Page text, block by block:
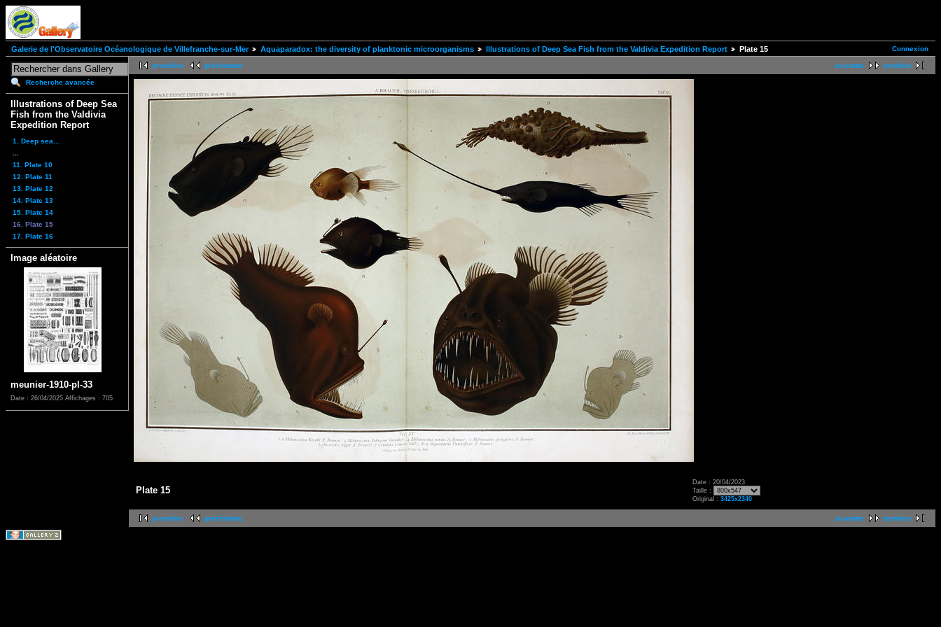
Connexion
Galerie de l'Observatoire Océanologique de Villefranche-sur-Mer Aquaparadox: the diversity of planktonic microorganisms Illustrations of Deep Sea Fish from the Valdivia Expedition Report Plate 15
Recherche avancée
Illustrations of Deep Sea
Fish from the Valdivia
Expedition Report
1. Deep sea...
11. Plate 10
12. Plate 11
13. Plate 12
14. Plate 13
15. Plate 14
16. Plate 15
17. Plate 16
Image aléatoire
meunier-1910-pl-33
Date : 26/04/2025 Affichages : 705
suivante dernière
première précédente
Plate 15
Date : 20/04/2023
Taille :
Original : 3425x2340
suivante dernière
première précédente